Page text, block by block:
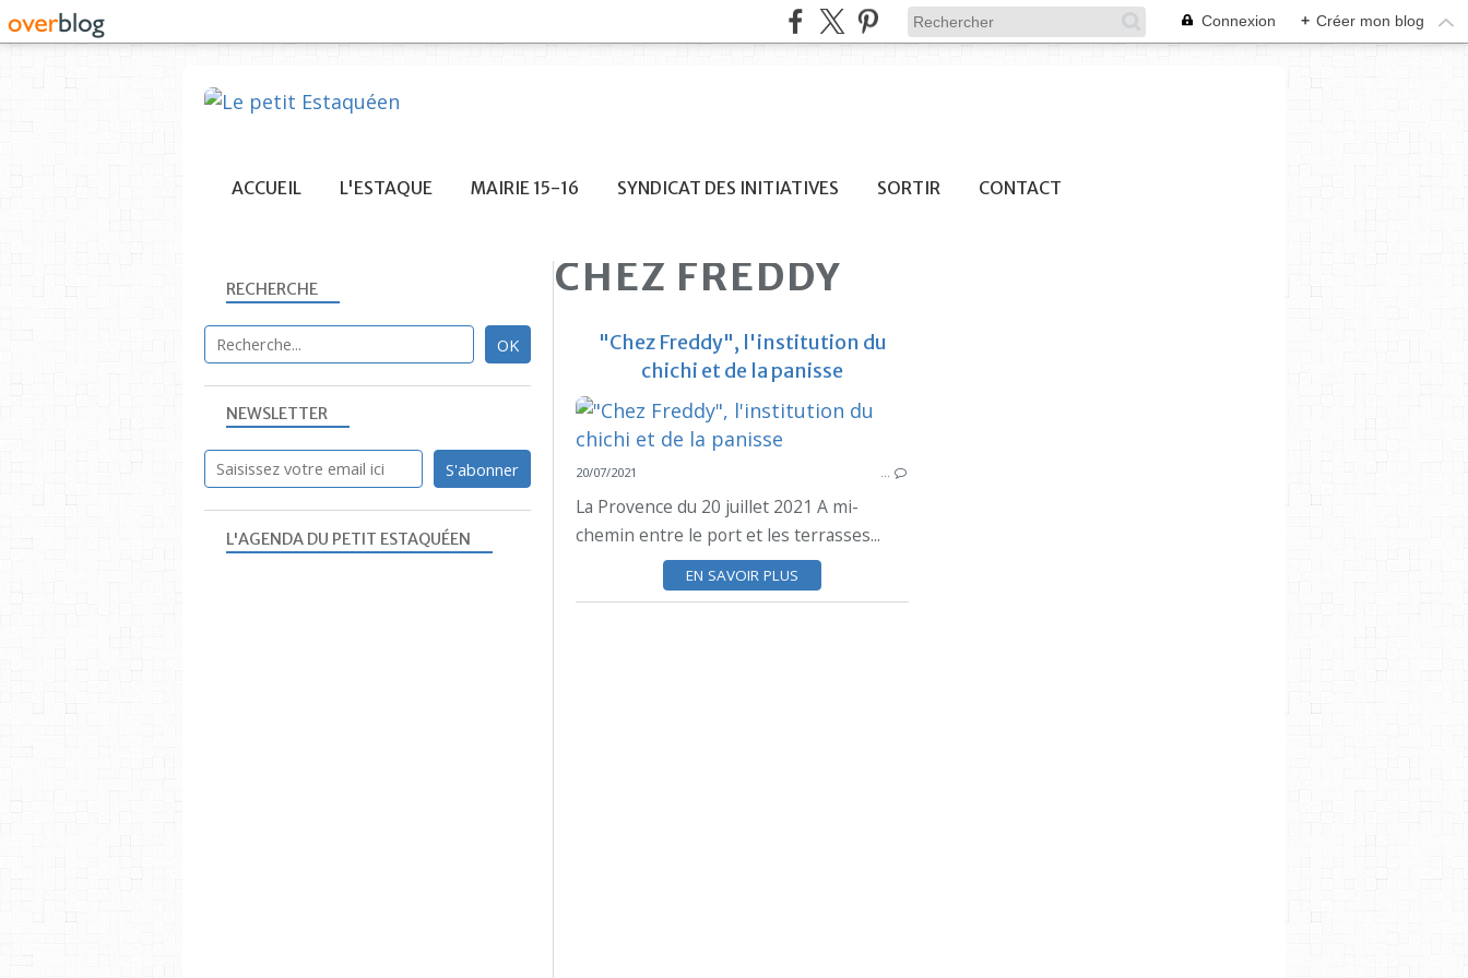
Connexion + Créer mon blog
ACCUEIL L'ESTAQUE MAIRIE 15-16 SYNDICAT DES INITIATIVES SORTIR CONTACT
CHEZ FREDDY
"Chez Freddy", l'institution du
chichi et de la panisse
20/07/2021 …
La Provence du 20 juillet 2021 A mi-
chemin entre le port et les terrasses...
EN SAVOIR PLUS
NEWSLETTER
RECHERCHE
L'AGENDA DU PETIT ESTAQUÉEN